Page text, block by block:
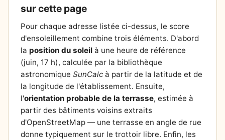
sur cette page
Pour chaque adresse listée ci-dessus, le score
d'ensoleillement combine trois éléments. D'abord
la position du soleil à une heure de référence
(juin, 17 h), calculée par la bibliothèque
astronomique SunCalc à partir de la latitude et de
la longitude de l'établissement. Ensuite,
l'orientation probable de la terrasse, estimée à
partir des bâtiments voisins extraits
d'OpenStreetMap — une terrasse en angle de rue
donne typiquement sur le trottoir libre. Enfin, les